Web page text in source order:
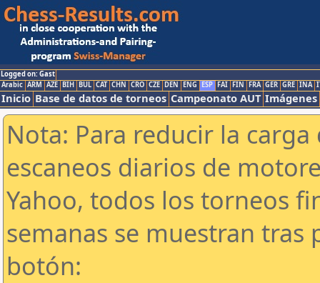
Logged on: Gast
Arabic ARM AZE BIH BUL CAT CHN CRO CZE DEN ENG ESP FAI FIN FRA GER GRE INA
Inicio Base de datos de torneos Campeonato AUT Imágenes
Nota: Para reducir la
escaneos diarios de
Yahoo, todos los torneos
semanas se muestran tras
botón: